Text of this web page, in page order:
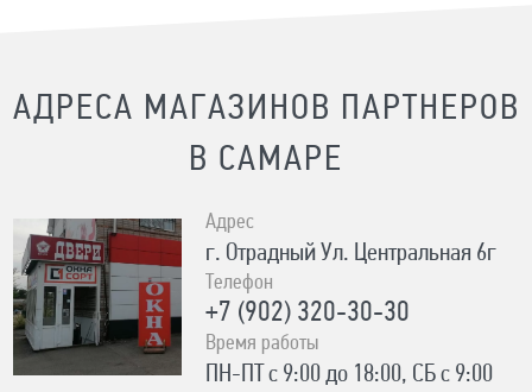
АДРЕСА МАГАЗИНОВ ПАРТНЕРОВ
В САМАРЕ
Адрес
г. Отрадный Ул. Центральная 6г
Телефон
+7 (902) 320-30-30
Время работы
ПН-ПТ с 9:00 до 18:00, СБ с 9:00